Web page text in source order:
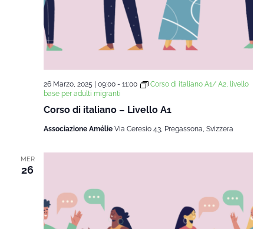
Corso di italiano – Livello A1
26 Marzo, 2025 | 09:00- 11:00
Corso di italiano A1/ A2, livello
base per adulti migranti
Associazione Amélie Via Ceresio 43, Pregassona, Svizzera
MER
26